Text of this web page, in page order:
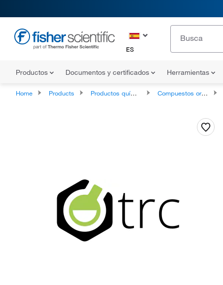
ES
Productos Documentos y certificados Herramientas
Home Products Productos químicos Compuestos orgánicos